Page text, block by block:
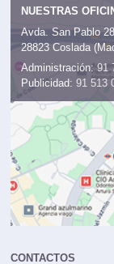
NUESTRAS
Avda. San Pablo
28823 Coslada
Administración:91
Publicidad: